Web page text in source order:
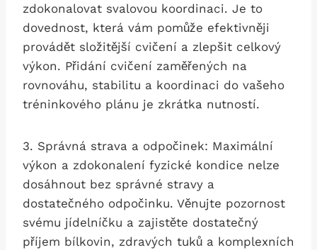
zdokonalovat svalovou koordinaci. Je to‌
dovednost, která vám pomůže ⁣efektivněji
provádět složitější cvičení a zlepšit celkový
výkon. Přidání cvičení zaměřených na
rovnováhu, stabilitu a koordinaci do vašeho
tréninkového plánu je zkrátka nutností.
3. Správná strava a odpočinek: Maximální
výkon a zdokonalení fyzické kondice nelze
⁤dosáhnout⁢ bez správné stravy a
dostatečného odpočinku. Věnujte​ pozornost
svému jídelníčku a zajistěte ​dostatečný
příjem​ bílkovin, zdravých tuků a komplexních